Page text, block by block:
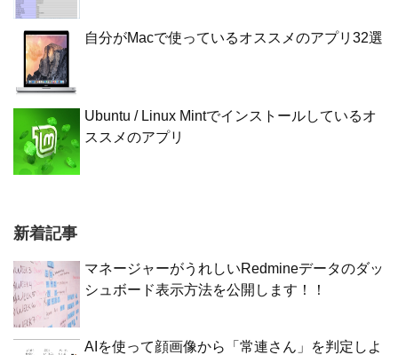
自分がMacで使っているオススメのアプリ32選
Ubuntu / Linux Mintでインストールしているオ
ススメのアプリ
新着記事
マネージャーがうれしいRedmineデータのダッ
シュボード表示方法を公開します！！
AIを使って顔画像から「常連さん」を判定しよ